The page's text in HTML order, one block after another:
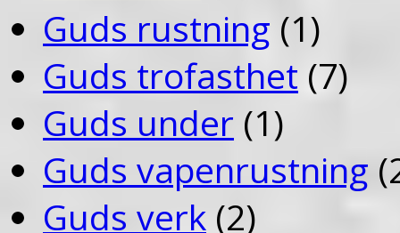
Guds rustning (1)
Guds trofasthet (7)
Guds under (1)
Guds vapenrustning
Guds verk (2)